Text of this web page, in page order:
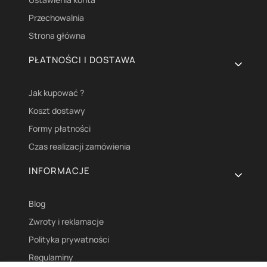
Przechowalnia
Strona główna
PŁATNOŚCI I DOSTAWA
Jak kupować ?
Koszt dostawy
Formy płatności
Czas realizacji zamówienia
INFORMACJE
Blog
Zwroty i reklamacje
Polityka prywatności
Regulaminy